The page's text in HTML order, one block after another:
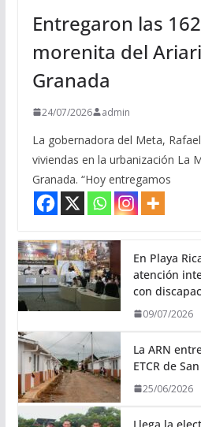
Entregaron las
morenita del
Granada
24/07/2026 admin
La gobernadora del Meta,
viviendas en la urbanización La
Granada. “Hoy entregamos
En Playa
atención
con
09/07/2026
La ARN
ETCR de
25/06/2026
Llega la